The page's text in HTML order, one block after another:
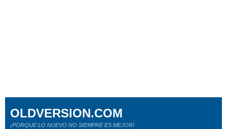
OLDVERSION.COM
¡PORQUE LO NUEVO NO SIEMPRE ES MEJOR!